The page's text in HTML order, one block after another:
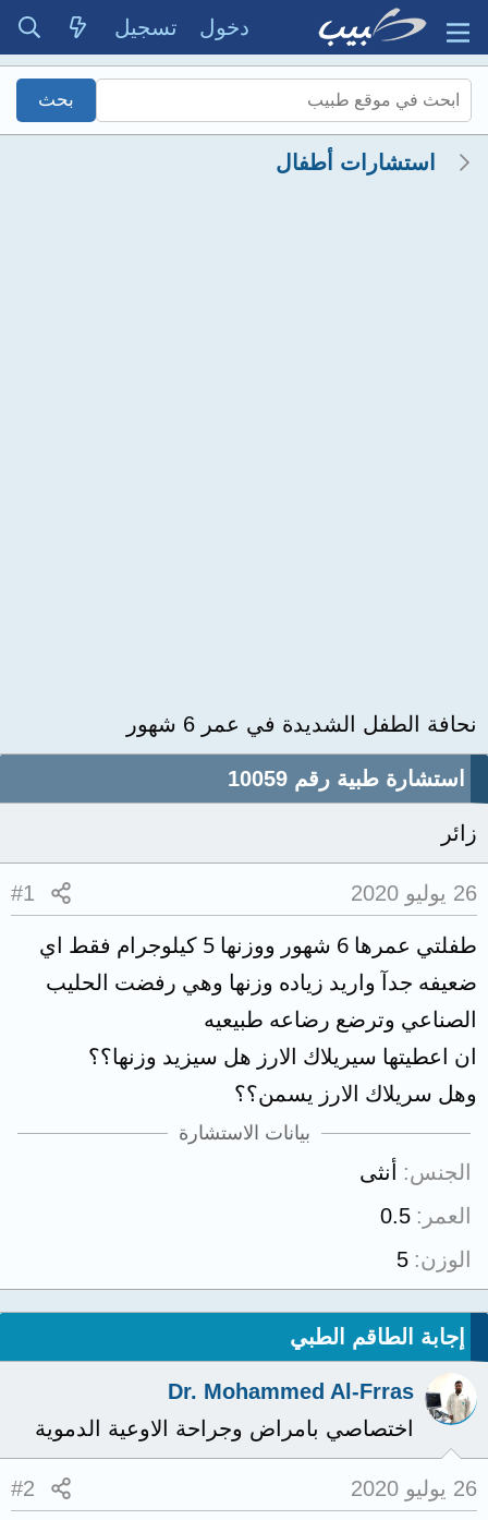
دخول تسجيل
استشارات أطفال
نحافة الطفل الشديدة في عمر 6 شهور
استشارة طبية رقم 10059
زائر
26 يوليو 2020 #1
طفلتي عمرها 6 شهور ووزنها 5 كيلوجرام فقط اي
ضعيفه جدآ واريد زياده وزنها وهي رفضت الحليب
الصناعي وترضع رضاعه طبيعيه
ان اعطيتها سيريلاك الارز هل سيزيد وزنها؟؟
وهل سريلاك الارز يسمن؟؟
بيانات الاستشارة
الجنس
أنثى
العمر
0.5
الوزن 5
إجابة الطاقم الطبي
Dr. Mohammed Al-Frras
اختصاصي بامراض وجراحة الاوعية الدموية
26 يوليو 2020 #2